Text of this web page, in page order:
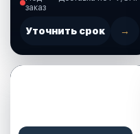
заказ
Уточнить срок →